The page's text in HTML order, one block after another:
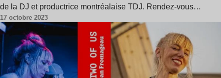
de la DJ et productrice montréalaise TDJ. Rendez-vous…
17 octobre 2023